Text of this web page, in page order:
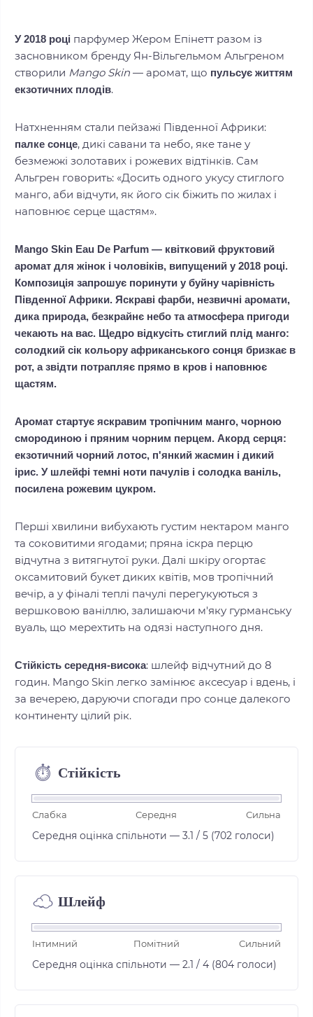
У 2018 році парфумер Жером Епінетт разом із
засновником бренду Ян‑Вільгельмом Альгреном
створили Mango Skin — аромат, що пульсує життям
екзотичних плодів.
Натхненням стали пейзажі Південної Африки:
палке сонце, дикі савани та небо, яке тане у
безмежжі золотавих і рожевих відтінків. Сам
Альгрен говорить: «Досить одного укусу стиглого
манго, аби відчути, як його сік біжить по жилах і
наповнює серце щастям».
Mango Skin Eau De Parfum — квітковий фруктовий
аромат для жінок і чоловіків, випущений у 2018 році.
Композиція запрошує поринути у буйну чарівність
Південної Африки. Яскраві фарби, незвичні аромати,
дика природа, безкрайнє небо та атмосфера пригоди
чекають на вас. Щедро відкусіть стиглий плід манго:
солодкий сік кольору африканського сонця бризкає в
рот, а звідти потрапляє прямо в кров і наповнює
щастям.
Аромат стартує яскравим тропічним манго, чорною
смородиною і пряним чорним перцем. Акорд серця:
екзотичний чорний лотос, п'янкий жасмин і дикий
ірис. У шлейфі темні ноти пачулів і солодка ваніль,
посилена рожевим цукром.
Перші хвилини вибухають густим нектаром манго
та соковитими ягодами; пряна іскра перцю
відчутна з витягнутої руки. Далі шкіру огортає
оксамитовий букет диких квітів, мов тропічний
вечір, а у фіналі теплі пачулі перегукуються з
вершковою ваніллю, залишаючи м'яку гурманську
вуаль, що мерехтить на одязі наступного дня.
Стійкість середня‑висока: шлейф відчутний до 8
годин. Mango Skin легко замінює аксесуар і вдень, і
за вечерею, даруючи спогади про сонце далекого
континенту цілий рік.
⏱︎ Стійкість
Слабка Середня Сильна
Середня оцінка спільноти — 3.1 / 5 (702 голоси)
☁︎ Шлейф
Інтимний Помітний Сильний
Середня оцінка спільноти — 2.1 / 4 (804 голоси)